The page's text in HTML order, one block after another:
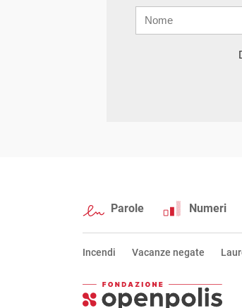
mail
Parole Numeri
Incendi Vacanze negate